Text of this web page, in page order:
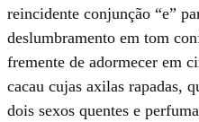
reincidente conjunção “e”
deslumbramento em tom
fremente de adormecer em
cacau cujas axilas rapadas,
dois sexos quentes e